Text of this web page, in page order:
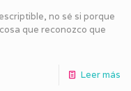
no sé si porque
que reconozco que
Leer más